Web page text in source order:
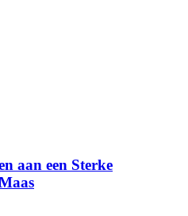
aan een Sterke